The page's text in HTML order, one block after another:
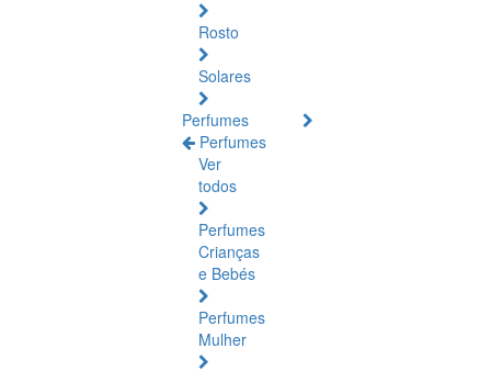
Rosto
Solares
Perfumes
Perfumes
Ver
todos
Perfumes
Crianças
e Bebés
Perfumes
Mulher